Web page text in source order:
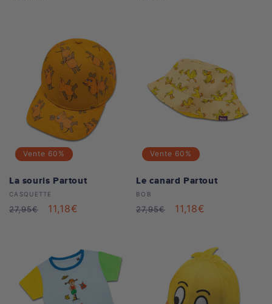
Vente 60%
La souris Partout
Distributeur :
CASQUETTE
Prix
27,95€
Prix
11,18€
Vente 60%
Le canard Partout
Distributeur :
BOB
Prix
27,95€
Prix
11,18€